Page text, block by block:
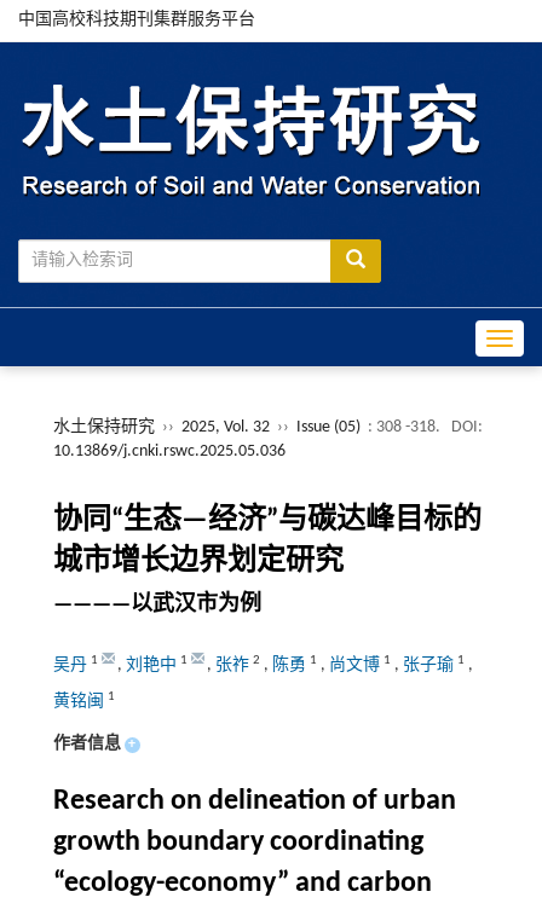
中国高校科技期刊集群服务平台
水土保持研究 ›› 2025, Vol. 32 ›› Issue (05) : 308 -318.
DOI:
10.13869/j.cnki.rswc.2025.05.036
协同“生态—经济”与碳达峰目标的
城市增长边界划定研究
————以武汉市为例
吴丹 1 , 刘艳中 1 , 张祚 2 , 陈勇 1 , 尚文博 1 , 张子瑜 1 ,
黄铭闽
1
作者信息 +
Research on delineation of urban
growth boundary coordinating
“ecology-economy” and carbon